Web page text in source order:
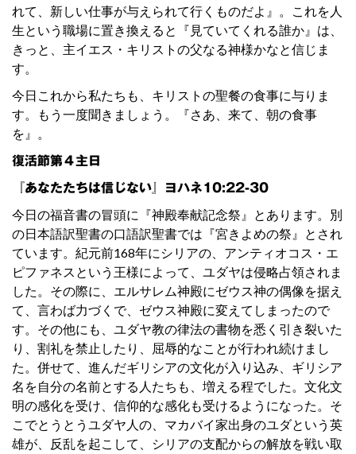
れて、新しい仕事が与えられて行くものだよ』。これを人
生という職場に置き換えると『見ていてくれる誰か』は、
きっと、主イエス・キリストの父なる神様かなと信じま
す。
今日これから私たちも、キリストの聖餐の食事に与りま
す。もう一度聞きましょう。『さあ、来て、朝の食事
を』。
復活節第４主日
『あなたたちは信じない』ヨハネ10:22-30
今日の福音書の冒頭に『神殿奉献記念祭』とあります。別
の日本語訳聖書の口語訳聖書では『宮きよめの祭』とされ
ています。紀元前168年にシリアの、アンティオコス・エ
ピファネスという王様によって、ユダヤは侵略占領されま
した。その際に、エルサレム神殿にゼウス神の偶像を据え
て、言わば力づくで、ゼウス神殿に変えてしまったので
す。その他にも、ユダヤ教の律法の書物を悉く引き裂いた
り、割礼を禁止したり、屈辱的なことが行われ続けまし
た。併せて、進んだギリシアの文化が入り込み、ギリシア
名を自分の名前とする人たちも、増える程でした。文化文
明の感化を受け、信仰的な感化も受けるようになった。そ
こでとうとうユダヤ人の、マカバイ家出身のユダという英
雄が、反乱を起こして、シリアの支配からの解放を戦い取